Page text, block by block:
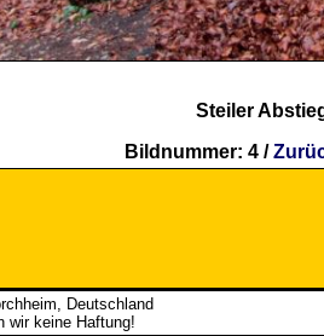
Steiler
Bildnummer: 4 /
Deutschland
wir keine Haftung!